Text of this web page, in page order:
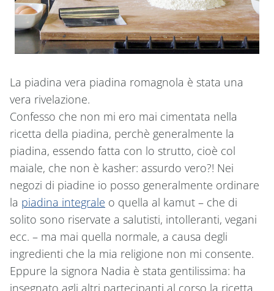
La piadina vera piadina romagnola è stata una
vera rivelazione.
Confesso che non mi ero mai cimentata nella
ricetta della piadina, perchè generalmente la
piadina, essendo fatta con lo strutto, cioè col
maiale, che non è kasher: assurdo vero?! Nei
negozi di piadine io posso generalmente ordinare
la piadina integrale o quella al kamut – che di
solito sono riservate a salutisti, intolleranti, vegani
ecc. – ma mai quella normale, a causa degli
ingredienti che la mia religione non mi consente.
Eppure la signora Nadia è stata gentilissima: ha
insegnato agli altri partecipanti al corso la ricetta